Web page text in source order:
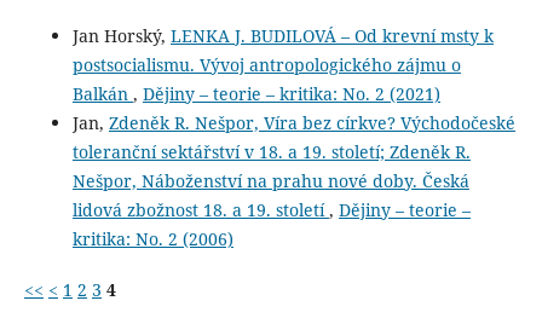
Jan Horský, LENKA J. BUDILOVÁ – Od krevní msty k
postsocialismu. Vývoj antropologického zájmu o
Balkán , Dějiny – teorie – kritika: No. 2 (2021)
Jan, Zdeněk R. Nešpor, Víra bez církve? Východočeské
toleranční sektářství v 18. a 19. století; Zdeněk R.
Nešpor, Náboženství na prahu nové doby. Česká
lidová zbožnost 18. a 19. století, Dějiny – teorie –
kritika: No. 2 (2006)
<< < 1 2 3 4